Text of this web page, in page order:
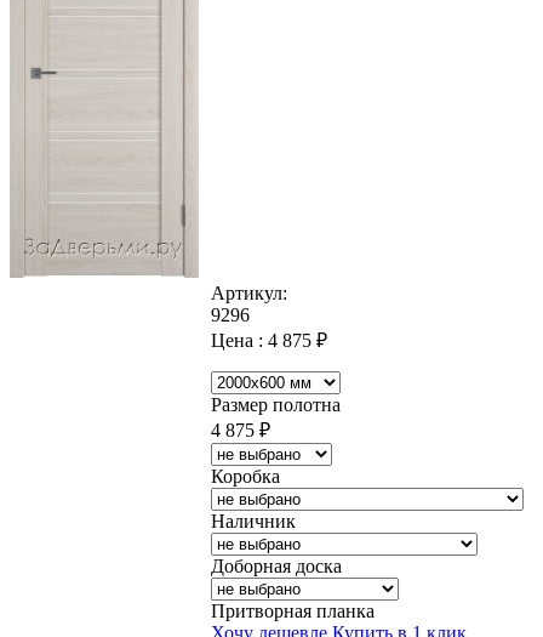
Артикул:
9296
Цена : 4 875 ₽
Размер полотна
4 875 ₽
Коробка
Наличник
Доборная доска
Притворная планка